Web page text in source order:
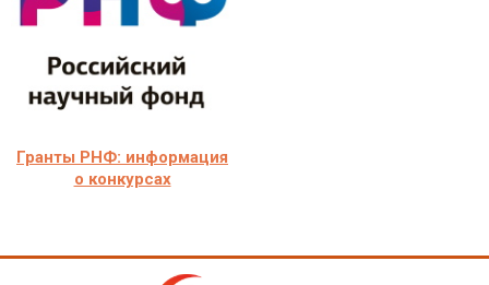
Гранты РНФ: информация
о конкурсах